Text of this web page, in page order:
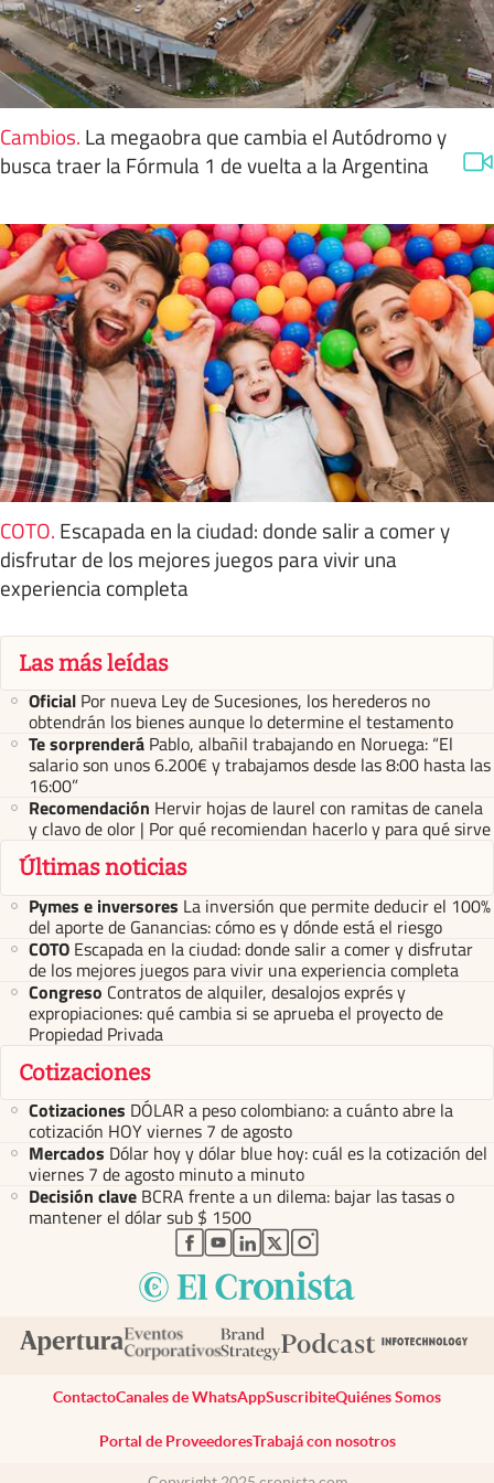
Cambios. La megaobra que cambia el Autódromo y
busca traer la Fórmula 1 de vuelta a la Argentina
COTO. Escapada en la ciudad: donde salir a comer y
disfrutar de los mejores juegos para vivir una
experiencia completa
Las más leídas
Oficial Por nueva Ley de Sucesiones, los herederos no
obtendrán los bienes aunque lo determine el testamento
Te sorprenderá Pablo, albañil trabajando en Noruega: “El
salario son unos 6.200€ y trabajamos desde las 8:00 hasta las
16:00”
Recomendación Hervir hojas de laurel con ramitas de canela
y clavo de olor | Por qué recomiendan hacerlo y para qué sirve
Últimas noticias
Pymes e inversores La inversión que permite deducir el 100%
del aporte de Ganancias: cómo es y dónde está el riesgo
COTO Escapada en la ciudad: donde salir a comer y disfrutar
de los mejores juegos para vivir una experiencia completa
Congreso Contratos de alquiler, desalojos exprés y
expropiaciones: qué cambia si se aprueba el proyecto de
Propiedad Privada
Cotizaciones
Cotizaciones DÓLAR a peso colombiano: a cuánto abre la
cotización HOY viernes 7 de agosto
Mercados Dólar hoy y dólar blue hoy: cuál es la cotización del
viernes 7 de agosto minuto a minuto
Decisión clave BCRA frente a un dilema: bajar las tasas o
mantener el dólar sub $ 1500
abre en nueva pestaña
abre en nueva pestaña
abre en nueva pestaña
abre en nueva pestaña
abre en nueva pestaña
ContactoCanales de WhatsAppSuscribiteQuiénes Somos
Portal de ProveedoresTrabajá con nosotros